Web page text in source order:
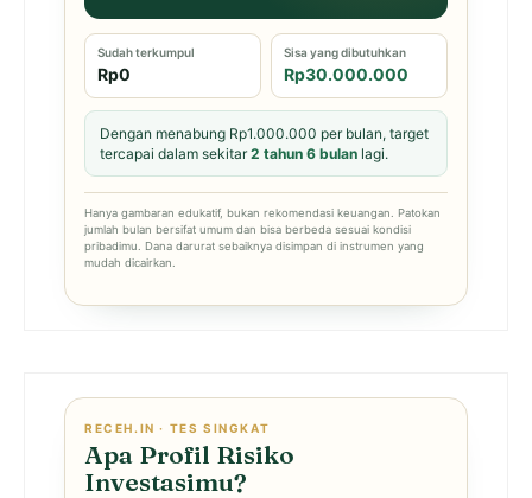
Sudah terkumpul
Rp0
Sisa yang dibutuhkan
Rp30.000.000
Dengan menabung Rp1.000.000 per bulan, target
tercapai dalam sekitar2 tahun 6 bulan lagi.
Hanya gambaran edukatif, bukan rekomendasi keuangan. Patokan
jumlah bulan bersifat umum dan bisa berbeda sesuai kondisi
pribadimu. Dana darurat sebaiknya disimpan di instrumen yang
mudah dicairkan.
RECEH.IN · TES SINGKAT
Apa Profil Risiko
Investasimu?